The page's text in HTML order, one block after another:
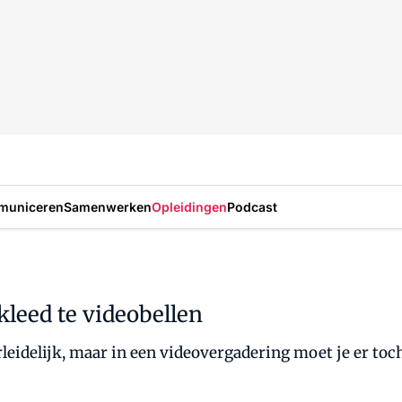
SamenwerkenOpleidingenPodcast
te videobellen
maar in een videovergadering moet je er